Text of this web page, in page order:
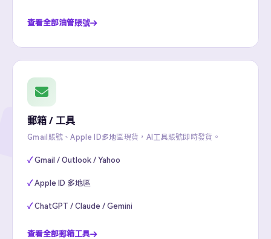
查看全部油管賬號
郵箱 / 工具
Gmail賬號、Apple ID多地區現貨，AI工具賬號即時發貨。
Gmail / Outlook / Yahoo
Apple ID 多地區
ChatGPT / Claude / Gemini
查看全部郵箱工具